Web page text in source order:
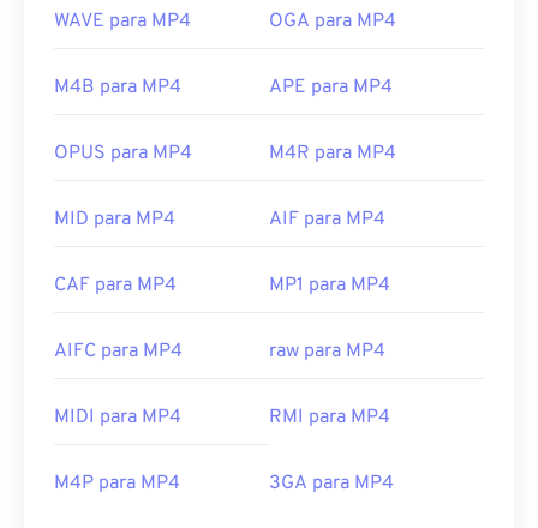
WAVE para MP4 OGA para MP4
M4B para MP4 APE para MP4
OPUS para MP4 M4R para MP4
MID para MP4 AIF para MP4
CAF para MP4 MP1 para MP4
AIFC para MP4 raw para MP4
MIDI para MP4 RMI para MP4
M4P para MP4 3GA para MP4